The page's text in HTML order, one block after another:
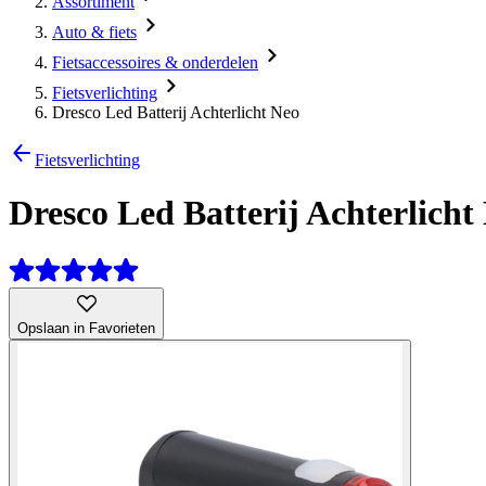
Auto & fiets
Fietsaccessoires & onderdelen
Fietsverlichting
Dresco Led Batterij Achterlicht Neo
Fietsverlichting
Dresco Led Batterij Achterlicht
Opslaan in Favorieten